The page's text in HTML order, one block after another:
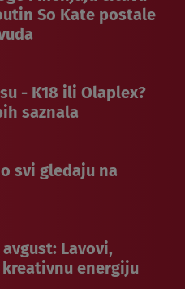
So Kate postale
- K18 ili Olaplex?
saznala
svi gledaju na
Lavovi,
energiju